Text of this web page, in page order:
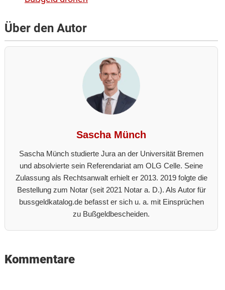
Über den Autor
Sascha Münch
Sascha Münch studierte Jura an der Universität Bremen
und absolvierte sein Referendariat am OLG Celle. Seine
Zulassung als Rechtsanwalt erhielt er 2013. 2019 folgte die
Bestellung zum Notar (seit 2021 Notar a. D.). Als Autor für
bussgeldkatalog.de befasst er sich u. a. mit Einsprüchen
zu Bußgeldbescheiden.
Reader
Kommentare